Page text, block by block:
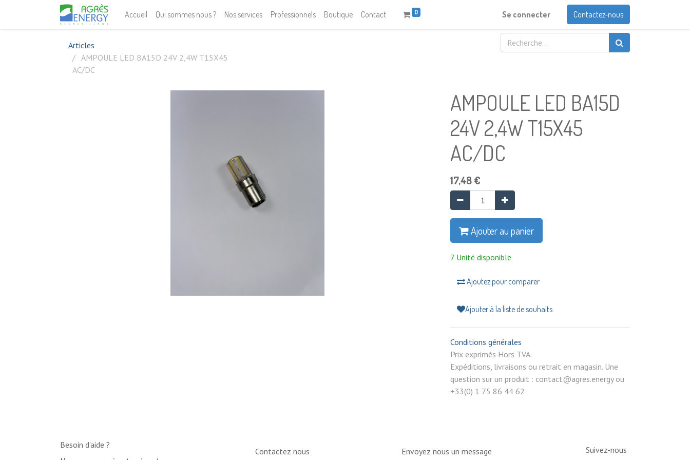
Accueil Qui sommes nous ? Nos services Professionnels Boutique Contact 0 Se connecter Contactez-nous
Articles
AMPOULE LED BA15D 24V 2,4W T15X45
AC/DC
AMPOULE LED BA15D
24V 2,4W T15X45
AC/DC
17,48€
Ajouter au panier
7 Unité disponible
Ajoutez pour comparer
Ajouter à la liste de souhaits
Conditions générales
Prix exprimés Hors TVA.
Expéditions, livraisons ou retrait en magasin. Une
question sur un produit : contact@agres.energy ou
+33(0) 1 75 86 44 62
Besoin d'aide ?
Contactez nous Envoyez nous un message Suivez-nous